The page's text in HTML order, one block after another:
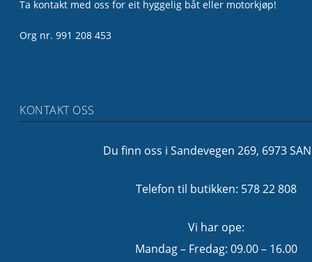
Ta kontakt med oss for eit hyggelig båt eller motorkjøp!
Org nr. 991 208 453
KONTAKT OSS
Du finn oss i Sandevegen 269, 6973
Telefon til butikken: 578 22 808
Vi har ope:
Mandag – Fredag: 09.00 – 16.00